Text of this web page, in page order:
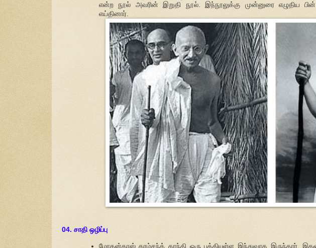
என்ற நூல் அவரின் இறுதி நூல். இந்நூலுக்கு முன்னுரை எழுதிய
எய்தினார்.
04. சாதி ஒழிப்பு
மோகன்தாஸ் கரம்சந்த் காந்தி ஒரு பக்தியுள்ள இந்துவாக இருந்தார்,